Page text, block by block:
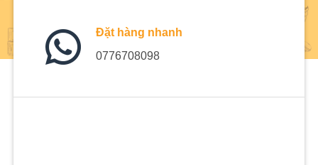
Đặt hàng nhanh
0776708098